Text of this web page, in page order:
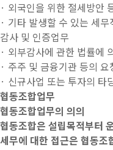
· 외국인을 위한 절세방안
· 기타 발생할 수 있는 세
감사 및 인증업무
· 외부감사에 관한 법률에
· 주주 및 금융기관 등의
· 신규사업 또는 투자의 타
협동조합업무
협동조합업무의 의의
협동조합은 설립목적부터
세무에 대한 접근은 협동